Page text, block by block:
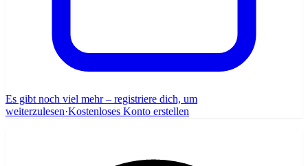
Es gibt noch viel mehr – registriere dich, um
weiterzulesen·Kostenloses Konto erstellen